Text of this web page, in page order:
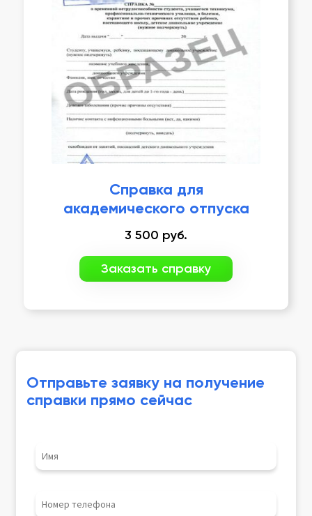
Справка для
академического отпуска
3 500 руб.
Заказать справку
Отправьте заявку на получение
справки прямо сейчас